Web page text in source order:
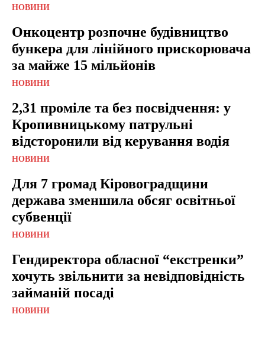
НОВИНИ
Онкоцентр розпочне будівництво
бункера для лінійного прискорювача
за майже 15 мільйонів
НОВИНИ
2,31 проміле та без посвідчення: у
Кропивницькому патрульні
відсторонили від керування водія
НОВИНИ
Для 7 громад Кіровоградщини
держава зменшила обсяг освітньої
субвенції
НОВИНИ
Гендиректора обласної “екстренки”
хочуть звільнити за невідповідність
займаній посаді
НОВИНИ